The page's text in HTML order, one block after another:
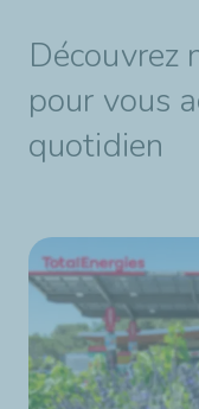
Découvrez
pour vous
quotidien